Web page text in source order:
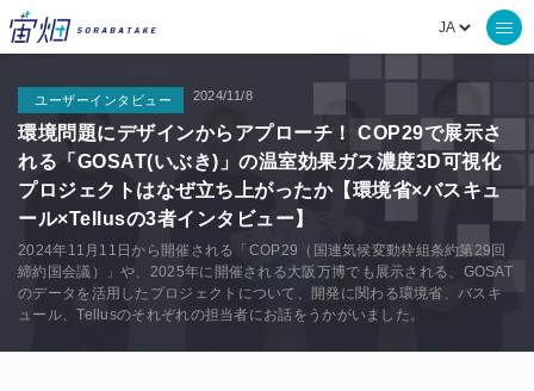
ユーザーインタビュー 2024/11/8
環境問題にデザインからアプローチ！ COP29で展示さ
れる「GOSAT(いぶき)」の温室効果ガス濃度3D可視化
プロジェクトはなぜ立ち上がったか【環境省×バスキュ
ール×Tellusの3者インタビュー】
2024年11月11日から開催される「COP29（国連気候変動枠組条約第29回
締約国会議）」や、2025年に開催される大阪万博でも展示される、GOSAT
のデータを活用したプロジェクトについて、開発に関わる環境省、バスキ
ュール、Tellusのそれぞれの担当者にお話をうかがいました。